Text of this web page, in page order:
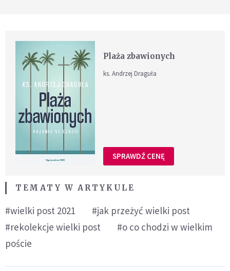
Plaża zbawionych
ks. Andrzej Draguła
SPRAWDŹ CENĘ
TEMATY W ARTYKULE
#wielki post 2021
#jak przeżyć wielki post
#rekolekcje wielki post
#o co chodzi w wielkim
poście